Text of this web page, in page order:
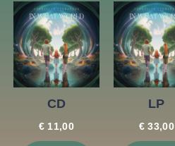
CD
€11,00
LP
€33,00